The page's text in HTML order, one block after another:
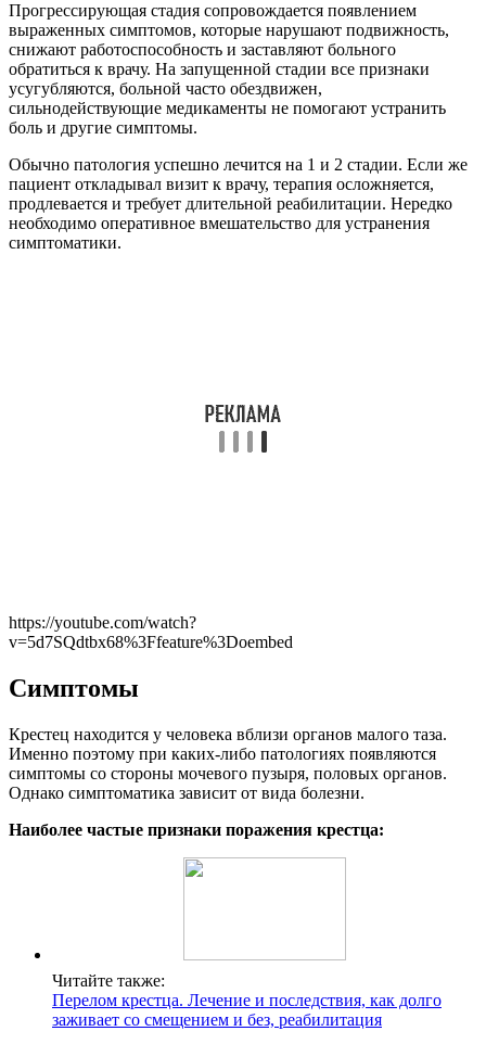
Прогрессирующая стадия сопровождается появлением
выраженных симптомов, которые нарушают подвижность,
снижают работоспособность и заставляют больного
обратиться к врачу. На запущенной стадии все признаки
усугубляются, больной часто обездвижен,
сильнодействующие медикаменты не помогают устранить
боль и другие симптомы.
Обычно патология успешно лечится на 1 и 2 стадии. Если же
пациент откладывал визит к врачу, терапия осложняется,
продлевается и требует длительной реабилитации. Нередко
необходимо оперативное вмешательство для устранения
симптоматики.
https://youtube.com/watch?
v=5d7SQdtbx68%3Ffeature%3Doembed
Симптомы
Крестец находится у человека вблизи органов малого таза.
Именно поэтому при каких-либо патологиях появляются
симптомы со стороны мочевого пузыря, половых органов.
Однако симптоматика зависит от вида болезни.
Наиболее частые признаки поражения крестца:
Читайте также:
Перелом крестца. Лечение и последствия, как долго
заживает со смещением и без, реабилитация